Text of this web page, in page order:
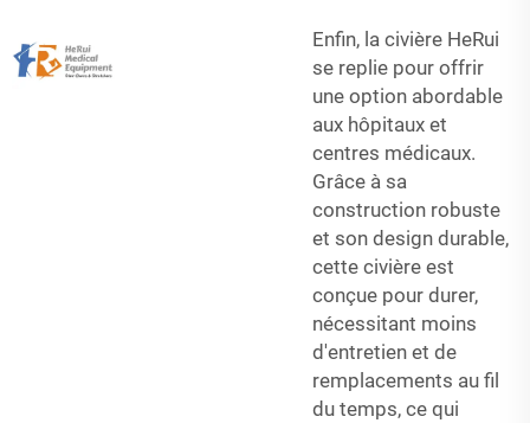
Enfin, la civière HeRui
se replie pour offrir
une option abordable
aux hôpitaux et
centres médicaux.
Grâce à sa
construction robuste
et son design durable,
cette civière est
conçue pour durer,
nécessitant moins
d'entretien et de
remplacements au fil
du temps, ce qui